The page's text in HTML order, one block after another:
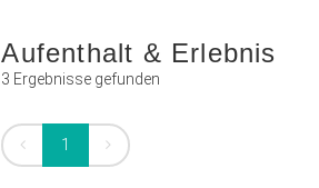
Aufenthalt & Erlebnis
3 Ergebnisse gefunden
1